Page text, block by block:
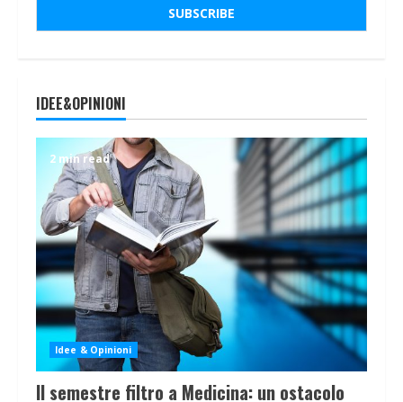
IDEE&OPINIONI
2 min read
Idee & Opinioni
Il semestre filtro a Medicina: un ostacolo